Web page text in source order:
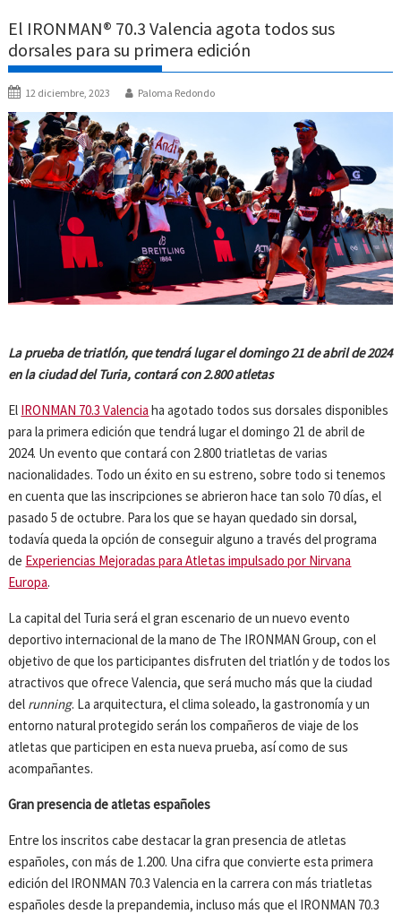
El IRONMAN® 70.3 Valencia agota todos sus
dorsales para su primera edición
12 diciembre, 2023 Paloma Redondo
La prueba de triatlón, que tendrá lugar el domingo 21 de abril de 2024
en la ciudad del Turia, contará con 2.800 atletas
El IRONMAN 70.3 Valencia ha agotado todos sus dorsales disponibles
para la primera edición que tendrá lugar el domingo 21 de abril de
2024. Un evento que contará con 2.800 triatletas de varias
nacionalidades. Todo un éxito en su estreno, sobre todo si tenemos
en cuenta que las inscripciones se abrieron hace tan solo 70 días, el
pasado 5 de octubre. Para los que se hayan quedado sin dorsal,
todavía queda la opción de conseguir alguno a través del programa
de Experiencias Mejoradas para Atletas impulsado por Nirvana
Europa.
La capital del Turia será el gran escenario de un nuevo evento
deportivo internacional de la mano de The IRONMAN Group, con el
objetivo de que los participantes disfruten del triatlón y de todos los
atractivos que ofrece Valencia, que será mucho más que la ciudad
del running. La arquitectura, el clima soleado, la gastronomía y un
entorno natural protegido serán los compañeros de viaje de los
atletas que participen en esta nueva prueba, así como de sus
acompañantes.
Gran presencia de atletas españoles
Entre los inscritos cabe destacar la gran presencia de atletas
españoles, con más de 1.200. Una cifra que convierte esta primera
edición del IRONMAN 70.3 Valencia en la carrera con más triatletas
españoles desde la prepandemia, incluso más que el IRONMAN 70.3